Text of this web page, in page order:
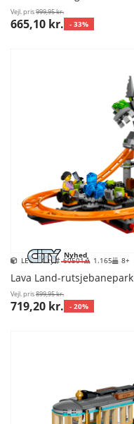
Vejl. pris999,95 kr.
665,10 kr. - 33%
Nyhed
LEGO City 60501 1.165 8+
Lava Land-rutsjebanepark
Vejl. pris899,95 kr.
719,20 kr. - 20%